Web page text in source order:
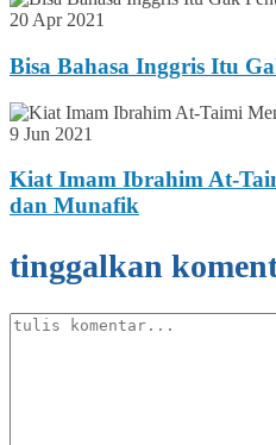
20 Apr 2021
Bisa Bahasa Inggris Itu
9 Jun 2021
Kiat Imam Ibrahim At-
dan Munafik
tinggalkan